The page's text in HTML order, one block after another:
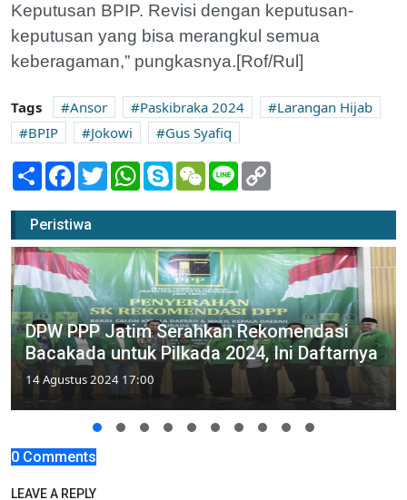
Keputusan BPIP. Revisi dengan keputusan-
keputusan yang bisa merangkul semua
keberagaman,” pungkasnya.[Rof/Rul]
Tags Ansor Paskibraka 2024
Larangan Hijab
BPIP
Jokowi
Gus Syafiq
Share Facebook
TwitterWhatsApp
SkypeWeChatLine
Peristiwa
DPW PPP Jatim Serahkan Rekomendasi
Bacakada untuk Pilkada 2024, Ini Daftarnya
14 Agustus 2024 17:00
0 Comments
LEAVE A REPLY